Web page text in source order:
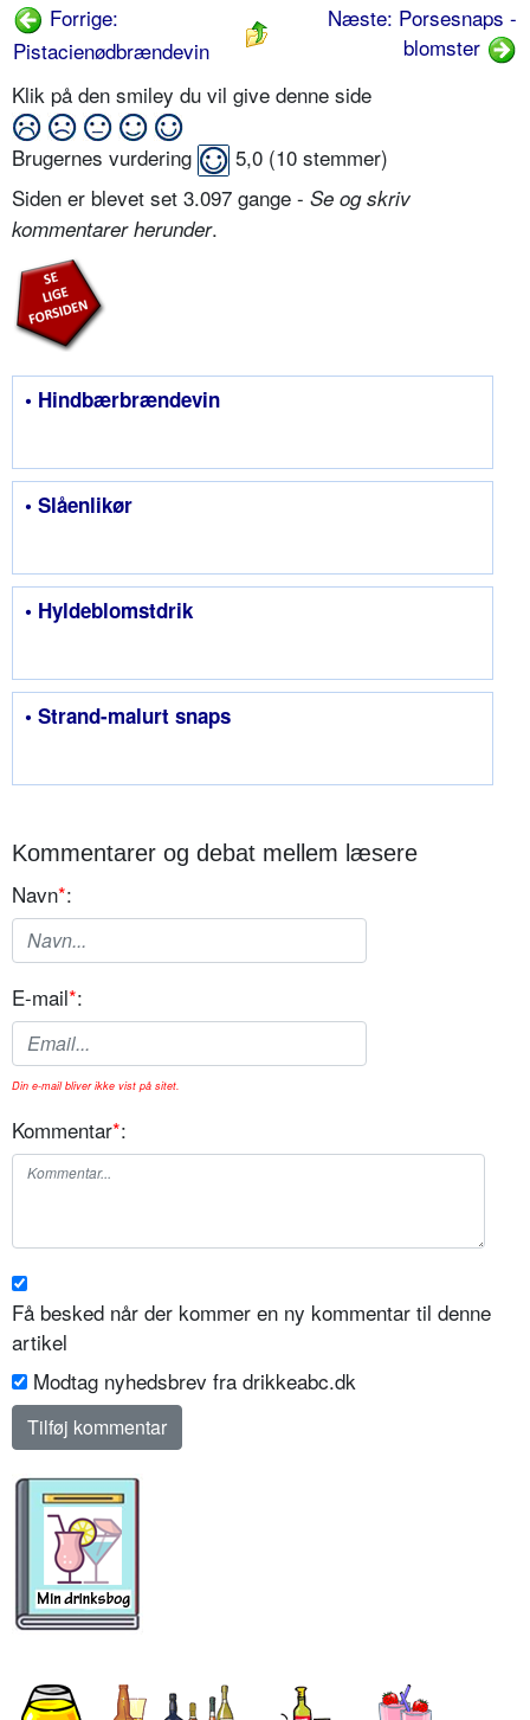
Forrige:
Pistacienødbrændevin
Næste: Porsesnaps -
blomster
Klik på den smiley du vil give denne side
Brugernes vurdering 5,0 (10 stemmer)
Siden er blevet set 3.097 gange - Se og skriv
kommentarer herunder.
• Hindbærbrændevin
• Slåenlikør
• Hyldeblomstdrik
• Strand-malurt snaps
Kommentarer og debat mellem læsere
Navn*:
E-mail*:
Din e-mail bliver ikke vist på sitet.
Kommentar*:
Få besked når der kommer en ny kommentar til denne
artikel
Modtag nyhedsbrev fra drikkeabc.dk